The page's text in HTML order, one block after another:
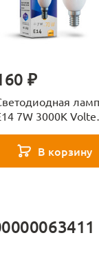
₽
7W 3000K
В корзину